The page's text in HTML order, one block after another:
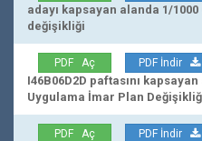
adayı kapsayan alanda 1/
değişikliği
PDF Aç PDF İndir
I46B06D2D paftasını
Uygulama İmar Plan
PDF Aç PDF İndir